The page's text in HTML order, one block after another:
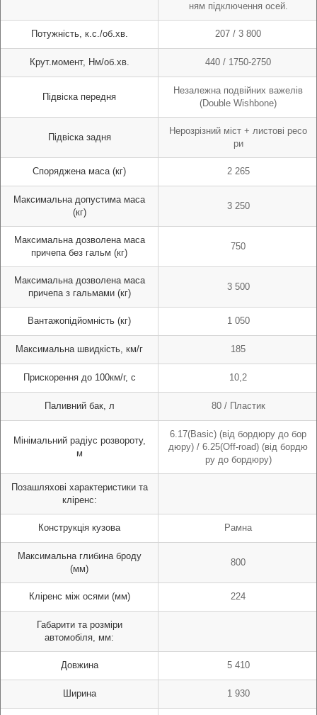
Потужність, к.с./об.хв.
Крут.момент, Нм/об.хв.
Підвіска передня
Підвіска задня
Споряджена маса (кг)
Максимальна допустима маса
(кг)
Максимальна дозволена маса
причепа без гальм (кг)
Максимальна дозволена маса
причепа з гальмами (кг)
Вантажопідйомність (кг)
Максимальна швидкість, км/г
Прискорення до 100км/г, с
Паливний бак, л
Мінімальний радіус розвороту,
м
Позашляхові характеристики та
кліренс:
Конструкція кузова
Максимальна глибина броду
(мм)
Кліренс між осями (мм)
Габарити та розміри
автомобіля, мм:
Довжина
Ширина
ням підключення осей.
207 / 3 800
440 / 1750-2750
Незалежна подвійних важелів
(Double Wishbone)
Нерозрізний міст + листові ресо
ри
2 265
3 250
750
3 500
1 050
185
10,2
80 / Пластик
6.17(Basic) (від бордюру до бор
дюру) / 6.25(Off-road) (від бордю
ру до бордюру)
Рамна
800
224
5 410
1 930